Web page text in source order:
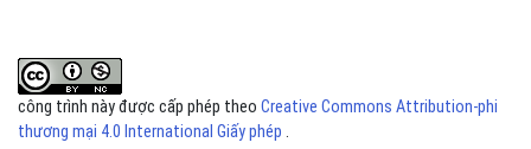
công trình này được cấp phép theo Creative Commons Attribution-phi
thương mại 4.0 International Giấy phép .